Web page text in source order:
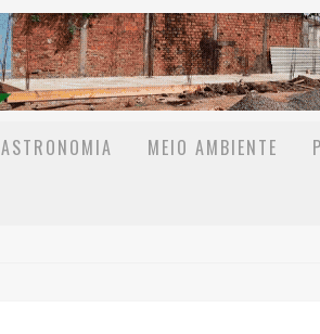
MEIO AMBIENTE